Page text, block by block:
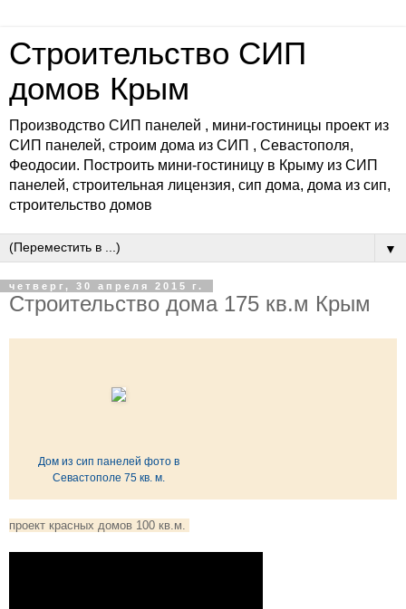
Строительство СИП
домов Крым
Производство СИП панелей , мини-гостиницы проект из
СИП панелей, строим дома из СИП , Севастополя,
Феодосии. Построить мини-гостиницу в Крыму из СИП
панелей, строительная лицензия, сип дома, дома из сип,
строительство домов
▼
четверг, 30 апреля 2015 г.
Строительство дома 175 кв.м Крым
Дом из сип панелей фото в
Севастополе 75 кв. м.
проект красных домов 100 кв.м.